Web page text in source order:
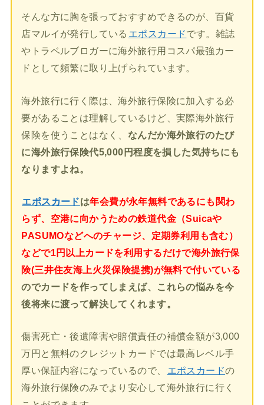
そんな方に胸を張っておすすめできるのが、百貨
店マルイが発行している エポスカードです。雑誌
やトラベルブロガーに海外旅行用コスパ最強カー
ドとして頻繁に取り上げられています。
海外旅行に行く際は、海外旅行保険に加入する必
要があることは理解しているけど、実際海外旅行
保険を使うことはなく、 なんだか海外旅行のたび
に海外旅行保険代5,000円程度を損した気持ちにも
なりますよね。
エポスカードは年会費が永年無料であるにも関わ
らず、空港に向かうための鉄道代金（Suicaや
PASUMOなどへのチャージ、定期券利用も含む）
などで1円以上カードを利用するだけで海外旅行保
険(三井住友海上火災保険提携)が無料で付いている
のでカードを作ってしまえば、これらの悩みを今
後将来に渡って解決してくれます。
傷害死亡・後遺障害や賠償責任の補償金額が3,000
万円と無料のクレジットカードでは最高レベル手
厚い保証内容になっているので、
エポスカードの
海外旅行保険のみでより安心して海外旅行に行く